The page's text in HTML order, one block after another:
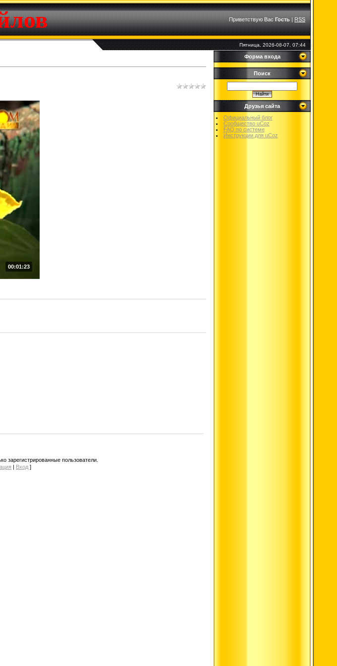
Приветствую Вас Гость|RSS
Пятница, 2026-08-07, 07:44
00:01:23
зарегистрированные пользователи.
| Вход ]
Форма входа
Поиск
Друзья сайта
Официальный блог
Сообщество uCoz
FAQ по системе
Инструкции для uCoz